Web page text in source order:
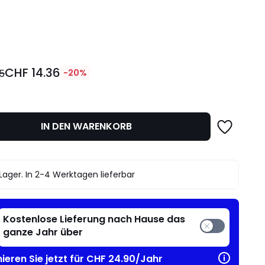
CHF 14.36 -20%
IN DEN WARENKORB
In 2-4 Werktagen lieferbar
Kostenlose Lieferung nach Hause das
ganze Jahr über
Sie jetzt für CHF 24.90/Jahr